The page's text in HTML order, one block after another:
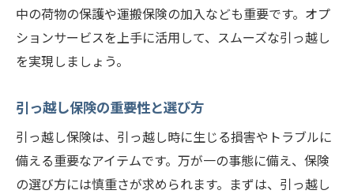
中の荷物の保護や運搬保険の加入なども重要です。オプ
ションサービスを上手に活用して、スムーズな引っ越し
を実現しましょう。
引っ越し保険の重要性と選び方
引っ越し保険は、引っ越し時に生じる損害やトラブルに
備える重要なアイテムです。万が一の事態に備え、保険
の選び方には慎重さが求められます。まずは、引っ越し